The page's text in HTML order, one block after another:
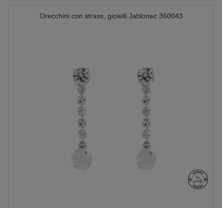
Orecchini con strass, gioielli Jablonec 360043